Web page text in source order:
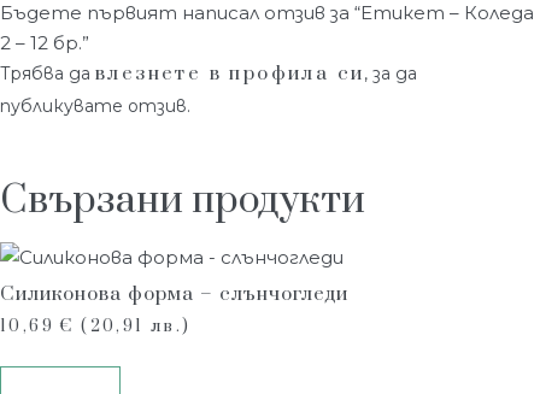
Бъдете първият написал отзив за “Етикет – Коледа
2 – 12 бр.”
Трябва да влезнете в профила си, за да
публикувате отзив.
Свързани продукти
Силиконова форма – слънчогледи
10,69€ (20,91 лв.)